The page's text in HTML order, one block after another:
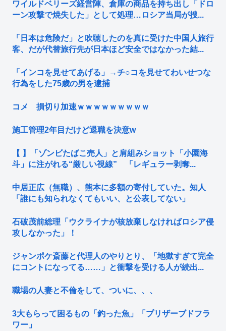
ワイルドベリーズ経営陣、倉庫の商品を持ち出し「ドロ
ーン攻撃で焼失した」として処理…ロシア当局が捜...
「日本は危険だ」と吹聴したのを真に受けた中国人旅行
客、だが代替旅行先が日本ほど安全ではなかった結...
「インコを見せてあげる」→チ○コを見せてわいせつな
行為をした75歳の男を逮捕
コメ 損切り加速ｗｗｗｗｗｗｗｗｗ
施工管理2年目だけど退職を決意w
【 】「ゾンビたばこ売人」と肩組みショット「小園海
斗」に注がれる“厳しい視線” 「レギュラー剥奪...
中居正広（無職）、熊本に多額の寄付していた。知人
「誰にも知られなくてもいい、と公表してない」
石破茂前総理「ウクライナが核放棄しなければロシア侵
攻しなかった」！
ジャンポケ斎藤と代理人のやりとり、「地獄すぎて完全
にコントになってる……」と衝撃を受ける人が続出...
職場の人妻と不倫をして、ついに、、、
3大もらって困るもの「釣った魚」「プリザーブドフラ
ワー」